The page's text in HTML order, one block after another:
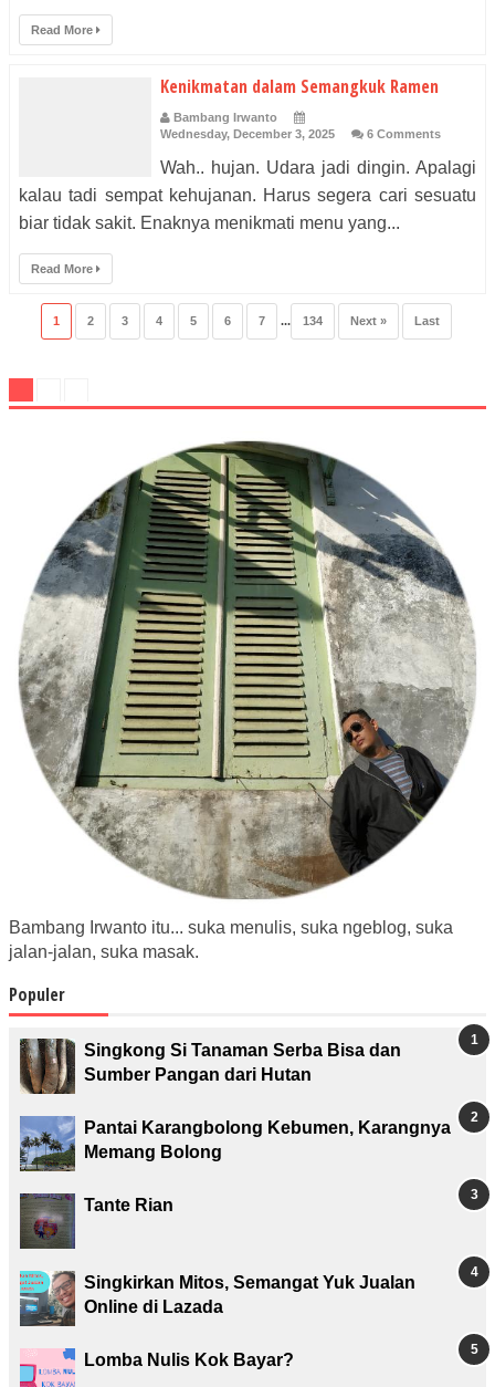
Read More
Kenikmatan dalam Semangkuk Ramen
Bambang Irwanto
Wednesday, December 3, 2025
6 Comments
Wah.. hujan. Udara jadi dingin. Apalagi
kalau tadi sempat kehujanan. Harus segera cari sesuatu
biar tidak sakit. Enaknya menikmati menu yang...
Read More
1 2 3 4 5 6 7 ... 134 Next » Last
Bambang Irwanto itu... suka menulis, suka ngeblog, suka
jalan-jalan, suka masak.
Populer
Singkong Si Tanaman Serba Bisa dan
Sumber Pangan dari Hutan
Pantai Karangbolong Kebumen, Karangnya
Memang Bolong
Tante Rian
Singkirkan Mitos, Semangat Yuk Jualan
Online di Lazada
Lomba Nulis Kok Bayar?